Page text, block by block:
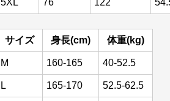
5XL 76 122
サイズ 身長(cm) 体重(kg)
M 160-165 40-52.5
L 165-170 52.5-62.5